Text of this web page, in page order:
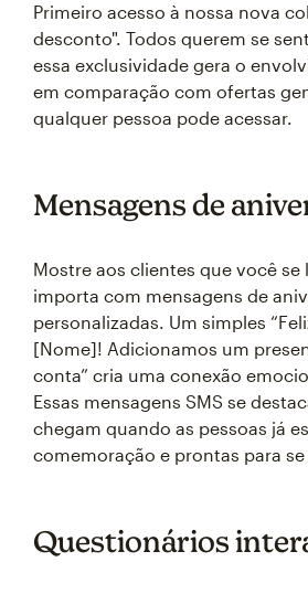
Primeiro acesso à nossa nova
desconto". Todos querem se
essa exclusividade gera o
em comparação com ofertas
qualquer pessoa pode acessar.
Mensagens de
Mostre aos clientes que você se
importa com mensagens de
personalizadas. Um simples
[Nome]! Adicionamos um
conta” cria uma conexão
Essas mensagens SMS se
chegam quando as pessoas já
comemoração e prontas para
Questionários